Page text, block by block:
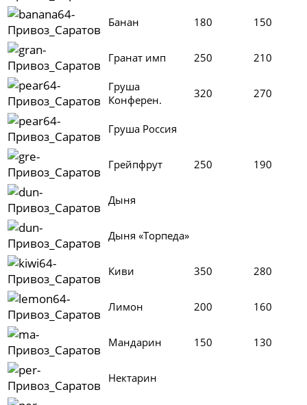
Банан 180 150
Гранат имп 250 210
Груша
Конферен.
320 270
Груша Россия
Грейпфрут 250 190
Дыня
Дыня «Торпеда»
Киви 350 280
Лимон 200 160
Мандарин 150 130
Нектарин